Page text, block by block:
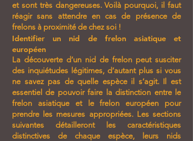
et sont très dangereuses. Voilà pourquoi, il faut
réagir sans attendre en cas de présence de
frelons à proximité de chez soi !
Identifier un nid de frelon asiatique et
européen
La découverte d’un nid de frelon peut susciter
des inquiétudes légitimes, d’autant plus si vous
ne savez pas de quelle espèce il s’agit. Il est
essentiel de pouvoir faire la distinction entre le
frelon asiatique et le frelon européen pour
prendre les mesures appropriées. Les sections
suivantes détailleront les caractéristiques
distinctives de chaque espèce, leurs nids